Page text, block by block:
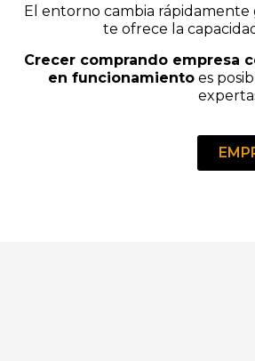
El entorno cambia
te ofrece la
Crecer comprando empresa
en funcionamiento es